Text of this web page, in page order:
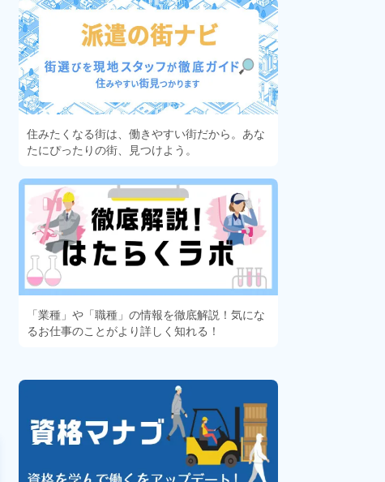
住みたくなる街は、働きやすい街だから。あな
たにぴったりの街、見つけよう。
「業種」や「職種」の情報を徹底解説！気にな
るお仕事のことがより詳しく知れる！